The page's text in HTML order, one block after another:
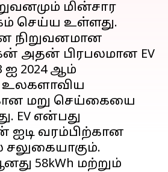
மின்சார
செய்ய உள்ளது.
நிறுவனமான
அதன் பிரபலமான EV
2024 ஆம்
மறு செய்கையை
EV என்பது
வரம்பிற்கான
சலுகையாகும்.
58kWh மற்றும்